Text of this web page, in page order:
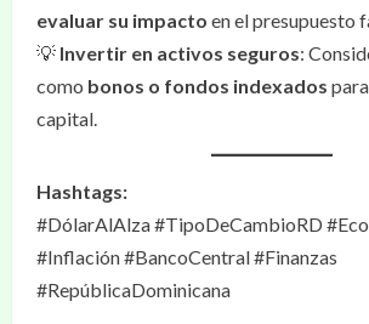
evaluar su impacto en el presupuesto
💡 Invertir en activos seguros:
como bonos o fondos indexados
capital.
Hashtags:
#DólarAlAlza #TipoDeCambioRD
#Inflación #BancoCentral #Finanzas
#RepúblicaDominicana